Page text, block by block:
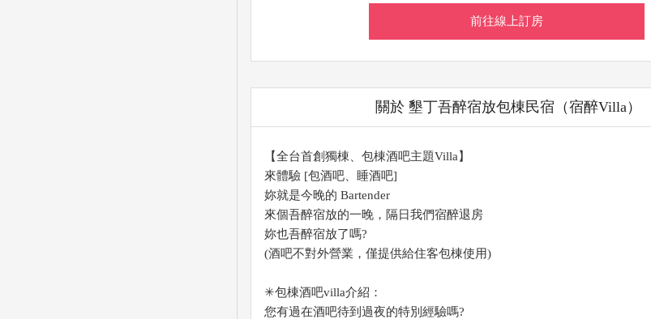
前往線上訂房
關於 墾丁吾醉宿放包棟民宿（宿醉Villa）
【全台首創獨棟、包棟酒吧主題Villa】
來體驗 [包酒吧、睡酒吧]
妳就是今晚的 Bartender
來個吾醉宿放的一晚，隔日我們宿醉退房
妳也吾醉宿放了嗎?
(酒吧不對外營業，僅提供給住客包棟使用)
✳包棟酒吧villa介紹：
您有過在酒吧待到過夜的特別經驗嗎?